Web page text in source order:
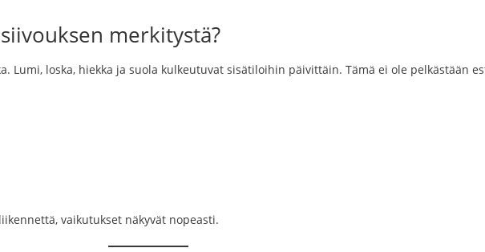
merkitystä?
Lumi, loska, hiekka ja suola kulkeutuvat sisätiloihin päivittäin. Tämä ei ole pelkästään
vaikutukset näkyvät nopeasti.